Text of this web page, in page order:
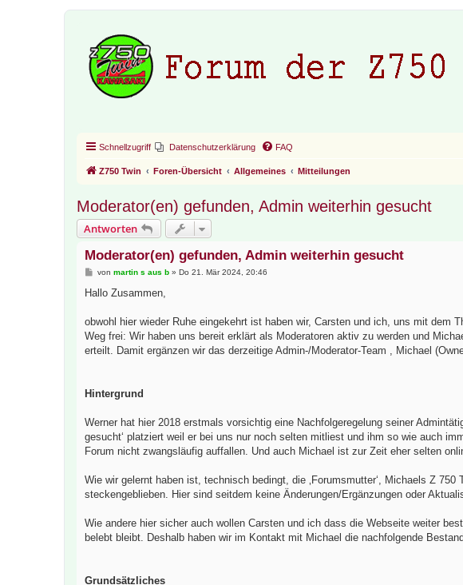
Schnellzugriff Datenschutzerklärung FAQ
Z750 Twin Foren-Übersicht Allgemeines Mitteilungen
Moderator(en) gefunden, Admin weiterhin gesucht
Antworten
Moderator(en) gefunden, Admin weiterhin gesucht
B
i
a
von martin s aus b» Do 21. Mär 2024, 20:46
Hallo Zusammen,
obwohl hier wieder Ruhe eingekehrt ist haben wir, Carsten und ich, uns mit dem
Weg frei: Wir haben uns bereit erklärt als Moderatoren aktiv zu werden und
erteilt. Damit ergänzen wir das derzeitige Admin-/Moderator-Team , Michael
Hintergrund
Werner hat hier 2018 erstmals vorsichtig eine Nachfolgeregelung seiner
gesucht‘ platziert weil er bei uns nur noch selten mitliest und ihm so wie auch
Forum nicht zwangsläufig auffallen. Und auch Michael ist zur Zeit eher selten
Wie wir gelernt haben ist, technisch bedingt, die ‚Forumsmutter‘, Michaels Z
steckengeblieben. Hier sind seitdem keine Änderungen/Ergänzungen oder
Wie andere hier sicher auch wollen Carsten und ich dass die Webseite weiter
belebt bleibt. Deshalb haben wir im Kontakt mit Michael die nachfolgende
Grundsätzliches